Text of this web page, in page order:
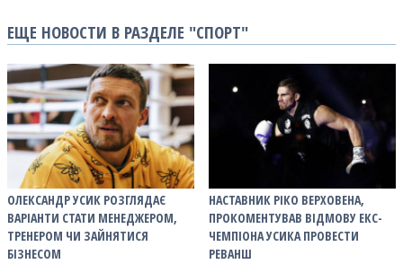
ЕЩЕ НОВОСТИ В РАЗДЕЛЕ "СПОРТ"
ОЛЕКСАНДР УСИК РОЗГЛЯДАЄ
ВАРІАНТИ СТАТИ МЕНЕДЖЕРОМ,
ТРЕНЕРОМ ЧИ ЗАЙНЯТИСЯ
БІЗНЕСОМ
НАСТАВНИК РІКО ВЕРХОВЕНА,
ПРОКОМЕНТУВАВ ВІДМОВУ ЕКС-
ЧЕМПІОНА УСИКА ПРОВЕСТИ
РЕВАНШ